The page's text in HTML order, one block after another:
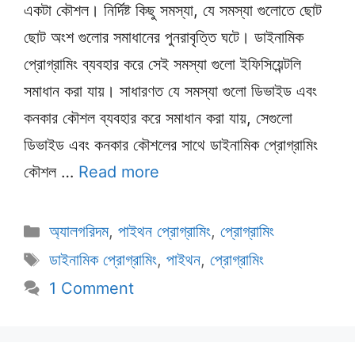
একটা কৌশল। নির্দিষ্ট কিছু সমস্যা, যে সমস্যা গুলোতে ছোট
ছোট অংশ গুলোর সমাধানের পুনরাবৃত্তি ঘটে। ডাইনামিক
প্রোগ্রামিং ব্যবহার করে সেই সমস্যা গুলো ইফিসিয়েন্টলি
সমাধান করা যায়। সাধারণত যে সমস্যা গুলো ডিভাইড এবং
কনকার কৌশল ব্যবহার করে সমাধান করা যায়, সেগুলো
ডিভাইড এবং কনকার কৌশলের সাথে ডাইনামিক প্রোগ্রামিং
কৌশল … Read more
Categories
অ্যালগরিদম, পাইথন প্রোগ্রামিং, প্রোগ্রামিং
Tags
ডাইনামিক প্রোগ্রামিং, পাইথন, প্রোগ্রামিং
1 Comment